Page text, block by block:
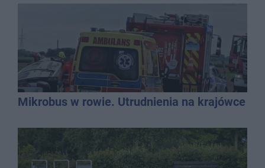
Mikrobus w rowie. Utrudnienia na krajówce